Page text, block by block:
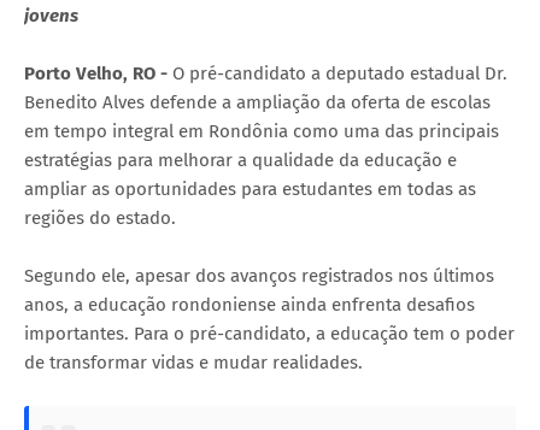
jovens
Porto Velho, RO - O pré-candidato a deputado estadual Dr.
Benedito Alves defende a ampliação da oferta de escolas
em tempo integral em Rondônia como uma das principais
estratégias para melhorar a qualidade da educação e
ampliar as oportunidades para estudantes em todas as
regiões do estado.
Segundo ele, apesar dos avanços registrados nos últimos
anos, a educação rondoniense ainda enfrenta desafios
importantes. Para o pré-candidato, a educação tem o poder
de transformar vidas e mudar realidades.